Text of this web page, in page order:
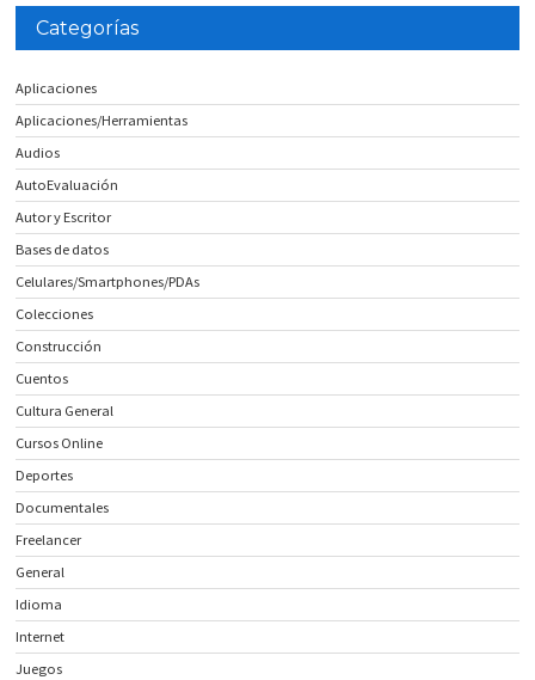
Categorías
Aplicaciones
Aplicaciones/Herramientas
Audios
AutoEvaluación
Autor y Escritor
Bases de datos
Celulares/Smartphones/PDAs
Colecciones
Construcción
Cuentos
Cultura General
Cursos Online
Deportes
Documentales
Freelancer
General
Idioma
Internet
Juegos